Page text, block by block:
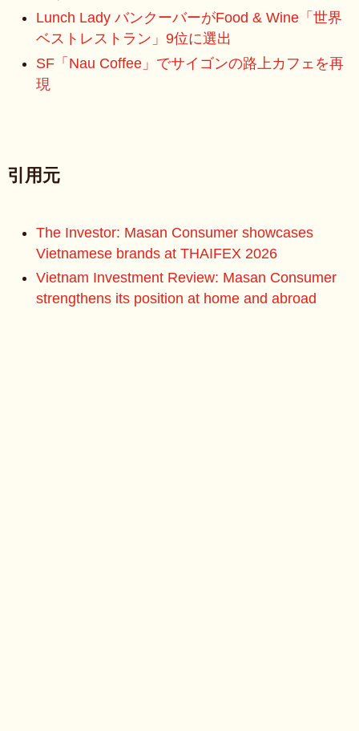
Lunch Lady バンクーバーがFood & Wine「世界
ベストレストラン」9位に選出
SF「Nau Coffee」でサイゴンの路上カフェを再
現
引用元
The Investor: Masan Consumer showcases
Vietnamese brands at THAIFEX 2026
Vietnam Investment Review: Masan Consumer
strengthens its position at home and abroad